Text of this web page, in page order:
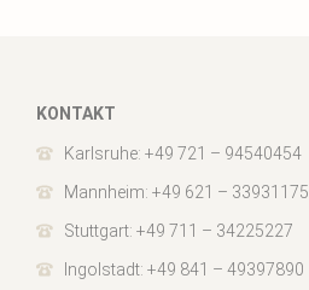
KONTAKT
Karlsruhe: +49 721 – 94540454
Mannheim: +49 621 – 33931175
Stuttgart: +49 711 – 34225227
Ingolstadt: +49 841 – 49397890